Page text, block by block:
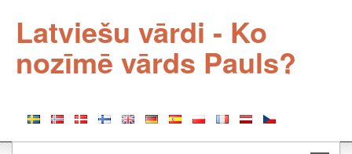
Latviešu vārdi - Ko
nozīmē vārds Pauls?